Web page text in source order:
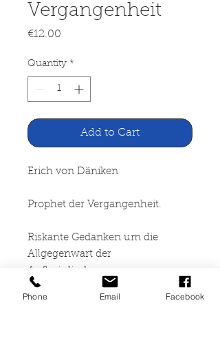
Vergangenheit
€12.00
Quantity *
Add to Cart
Erich von Däniken
Prophet der Vergangenheit.
Riskante Gedanken um die
Allgegenwart der
Außerirdischen
Phone Email Facebook